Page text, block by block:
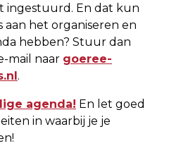
ingestuurd. En dat kun
aan het organiseren en
hebben? Stuur dan
mail naar goeree-
.
agenda! En let goed
in waarbij je je